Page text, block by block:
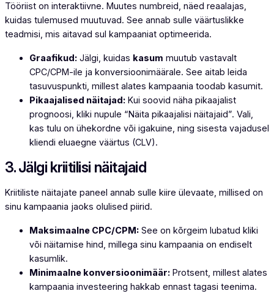
Tööriist on interaktiivne. Muutes numbreid, näed reaalajas,
kuidas tulemused muutuvad. See annab sulle väärtuslikke
teadmisi, mis aitavad sul kampaaniat optimeerida.
Graafikud: Jälgi, kuidas kasum muutub vastavalt
CPC/CPM-ile ja konversioonimäärale. See aitab leida
tasuvuspunkti, millest alates kampaania toodab kasumit.
Pikaajalised näitajad: Kui soovid näha pikaajalist
prognoosi, kliki nupule “Näita pikaajalisi näitajaid”. Vali,
kas tulu on ühekordne või igakuine, ning sisesta vajadusel
kliendi eluaegne väärtus (CLV).
3. Jälgi kriitilisi näitajaid
Kriitiliste näitajate paneel annab sulle kiire ülevaate, millised on
sinu kampaania jaoks olulised piirid.
Maksimaalne CPC/CPM: See on kõrgeim lubatud kliki
või näitamise hind, millega sinu kampaania on endiselt
kasumlik.
Minimaalne konversioonimäär: Protsent, millest alates
kampaania investeering hakkab ennast tagasi teenima.